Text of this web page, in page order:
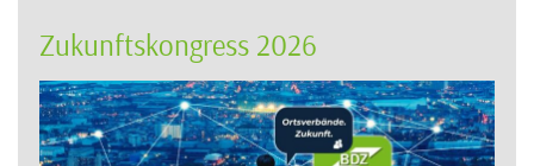
Zukunftskongress 2026